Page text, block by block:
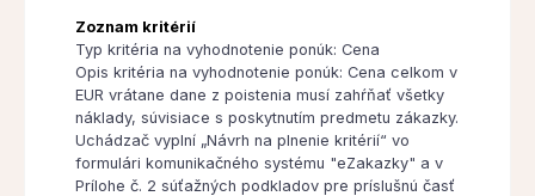
Zoznam kritérií
Typ kritéria na vyhodnotenie ponúk: Cena
Opis kritéria na vyhodnotenie ponúk: Cena celkom v
EUR vrátane dane z poistenia musí zahŕňať všetky
náklady, súvisiace s poskytnutím predmetu zákazky.
Uchádzač vyplní „Návrh na plnenie kritérií“ vo
formulári komunikačného systému "eZakazky" a v
Prílohe č. 2 súťažných podkladov pre príslušnú časť